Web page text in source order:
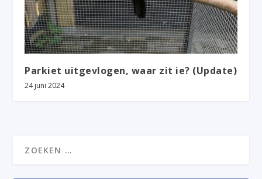
Parkiet uitgevlogen, waar zit ie? (Update)
24 juni 2024